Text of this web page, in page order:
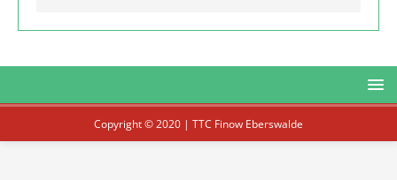
Copyright © 2020 | TTC Finow Eberswalde